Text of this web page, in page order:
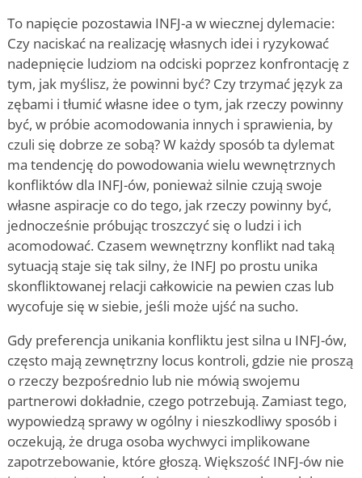
To napięcie pozostawia INFJ-a w wiecznej dylemacie:
Czy naciskać na realizację własnych idei i ryzykować
nadepnięcie ludziom na odciski poprzez konfrontację z
tym, jak myślisz, że powinni być? Czy trzymać język za
zębami i tłumić własne idee o tym, jak rzeczy powinny
być, w próbie acomodowania innych i sprawienia, by
czuli się dobrze ze sobą? W każdy sposób ta dylemat
ma tendencję do powodowania wielu wewnętrznych
konfliktów dla INFJ-ów, ponieważ silnie czują swoje
własne aspiracje co do tego, jak rzeczy powinny być,
jednocześnie próbując troszczyć się o ludzi i ich
acomodować. Czasem wewnętrzny konflikt nad taką
sytuacją staje się tak silny, że INFJ po prostu unika
skonfliktowanej relacji całkowicie na pewien czas lub
wycofuje się w siebie, jeśli może ujść na sucho.
Gdy preferencja unikania konfliktu jest silna u INFJ-ów,
często mają zewnętrzny locus kontroli, gdzie nie proszą
o rzeczy bezpośrednio lub nie mówią swojemu
partnerowi dokładnie, czego potrzebują. Zamiast tego,
wypowiedzą sprawy w ogólny i nieszkodliwy sposób i
oczekują, że druga osoba wychwyci implikowane
zapotrzebowanie, które głoszą. Większość INFJ-ów nie